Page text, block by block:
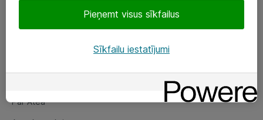
Par Atea
Par Atea
Pieņemt visus sīkfailus
Sīkfailu iestatījumi